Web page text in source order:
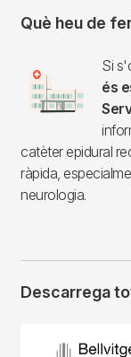
Què heu de
Si
és
catèter epidural
ràpida,
neurologia.
Descarrega